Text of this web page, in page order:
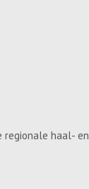
regionale haal- en